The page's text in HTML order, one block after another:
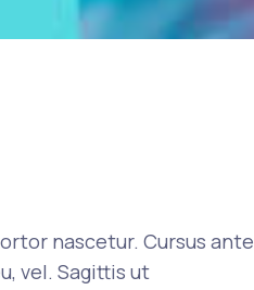
nascetur. Cursus ante
vel. Sagittis ut